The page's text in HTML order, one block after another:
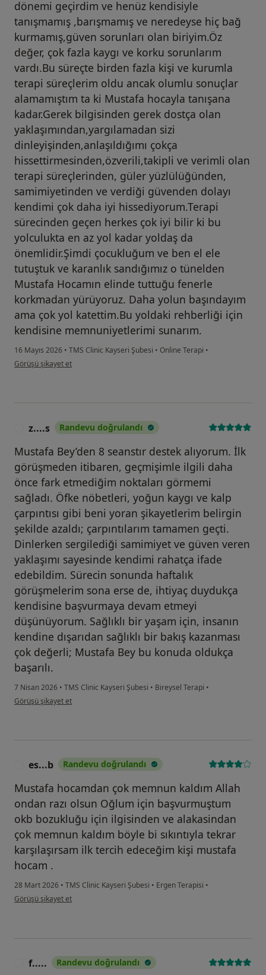
dönemi geçirdim ve henüz kendisiyle
tanışmamış ,barışmamış ve neredeyse hiç bağ
kurmamış,güven sorunları olan biriyim.Öz
değer, çok fazla kaygı ve korku sorunlarım
vardı.Bu süreçte birden fazla kişi ve kurumla
terapi süreçlerim oldu ancak olumlu sonuçlar
alamamıştım ta ki Mustafa hocayla tanışana
kadar.Gerek bilgisinden gerek dostça olan
yaklaşımından,yargılamadan sizi
dinleyişinden,anlaşıldığımı çokça
hissettirmesinden,özverili,takipli ve verimli olan
terapi süreçlerinden, güler yüzlülüğünden,
samimiyetinden ve verdiği güvenden dolayı
kendimi çok daha iyi hissediyorum.Terapi
sürecinden geçen herkes çok iyi bilir ki bu
yolculukta en az yol kadar yoldaş da
önemlidir.Şimdi çocukluğum ve ben el ele
tutuştuk ve karanlık sandığımız o tünelden
Mustafa Hocamın elinde tuttuğu fenerle
korkmadan yürüyoruz. Daha yolun başındayım
ama çok yol katettim.Bu yoldaki rehberliği için
kendisine memnuniyetlerimi sunarım.
16 Mayıs 2026 • TMS Clinic Kayseri Şubesi • Online Terapi •
kullanıcının görüşüne göre bu...u
Görüşü şikayet et
z....s Randevu doğrulandı
Mustafa Bey’den 8 seanstır destek alıyorum. İlk
görüşmeden itibaren, geçmişimle ilgili daha
önce fark etmediğim noktaları görmemi
sağladı. Öfke nöbetleri, yoğun kaygı ve kalp
çarpıntısı gibi beni yoran şikayetlerim belirgin
şekilde azaldı; çarpıntılarım tamamen geçti.
Dinlerken sergilediği samimiyet ve güven veren
yaklaşımı sayesinde kendimi rahatça ifade
edebildim. Sürecin sonunda haftalık
görüşmelerim sona erse de, ihtiyaç duydukça
kendisine başvurmaya devam etmeyi
düşünüyorum. Sağlıklı bir yaşam için, insanın
kendine dışarıdan sağlıklı bir bakış kazanması
çok değerli; Mustafa Bey bu konuda oldukça
başarılı.
7 Nisan 2026 • TMS Clinic Kayseri Şubesi • Bireysel Terapi •
kullanıcının görüşüne göre z....s
Görüşü şikayet et
es...b Randevu doğrulandı
Mustafa hocamdan çok memnun kaldım Allah
ondan razı olsun Oğlum için başvurmuştum
okb bozukluğu için ilgisinden ve alakasindan
çok memnun kaldım böyle bi sıkıntıyla tekrar
karşılaşırsam ilk tercih edeceğim kişi mustafa
hocam .
28 Mart 2026 • TMS Clinic Kayseri Şubesi • Ergen Terapisi •
kullanıcının görüşüne göre es...b
Görüşü şikayet et
f..... Randevu doğrulandı